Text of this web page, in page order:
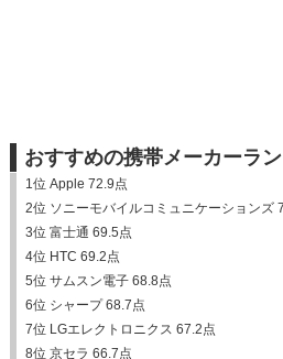
おすすめの携帯メーカーラ
1位 Apple 72.9点
2位 ソニーモバイルコミュニケーションズ
3位 富士通 69.5点
4位 HTC 69.2点
5位 サムスン電子 68.8点
6位 シャープ 68.7点
7位 LGエレクトロニクス 67.2点
8位 京セラ 66.7点